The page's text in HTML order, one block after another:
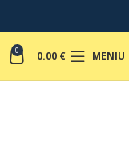
0 0.00 € MENIU